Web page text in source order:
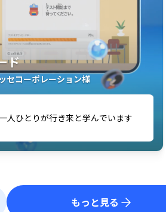
ド
セコーポレーション様
人ひとりが行き来と学んでいます
解くことが楽しい」を実感していま
もっと見る